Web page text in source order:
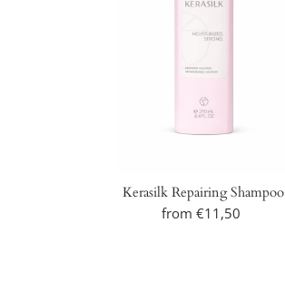
Kerasilk Repairing Shampoo
from €11,50